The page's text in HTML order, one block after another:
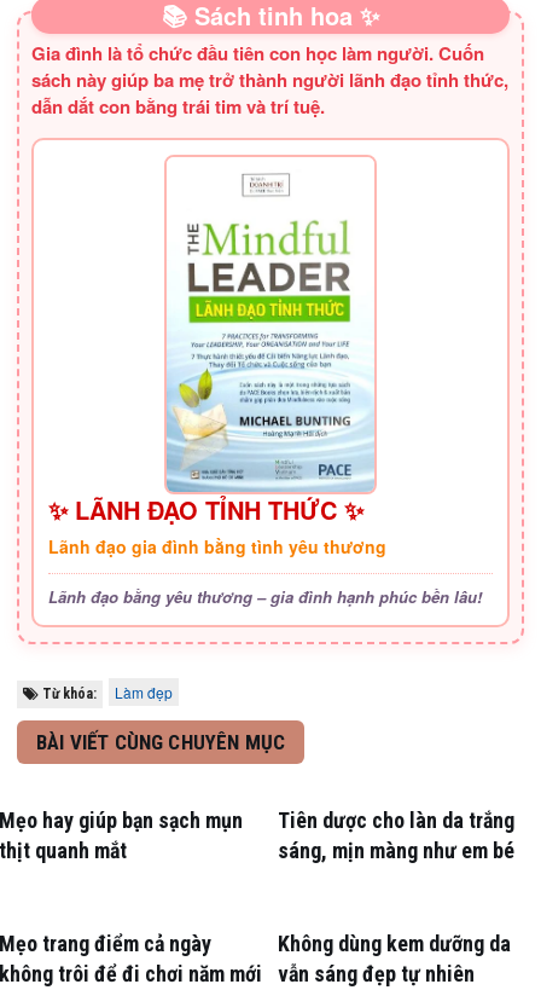
📚 Sách tinh hoa ✨
Gia đình là tổ chức đầu tiên con học làm người. Cuốn
sách này giúp ba mẹ trở thành người lãnh đạo tỉnh thức,
dẫn dắt con bằng trái tim và trí tuệ.
✨ LÃNH ĐẠO TỈNH THỨC ✨
Lãnh đạo gia đình bằng tình yêu thương
Lãnh đạo bằng yêu thương – gia đình hạnh phúc bền lâu!
Từ khóa: Làm đẹp
BÀI VIẾT CÙNG CHUYÊN MỤC
Mẹo hay giúp bạn sạch mụn
thịt quanh mắt
Tiên dược cho làn da trắng
sáng, mịn màng như em bé
Mẹo trang điểm cả ngày
không trôi để đi chơi năm mới
Không dùng kem dưỡng da
vẫn sáng đẹp tự nhiên